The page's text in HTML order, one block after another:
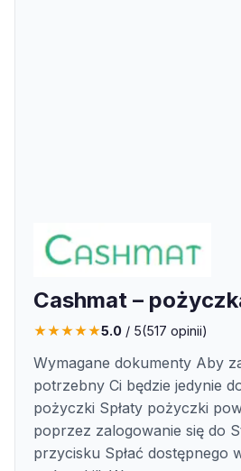
Cashmat –
★★★★★5.0 / 5(517 opinii)
Wymagane dokumenty Aby
potrzebny Ci będzie jedynie
pożyczki Spłaty pożyczki
poprzez zalogowanie się do
przycisku Spłać dostępnego